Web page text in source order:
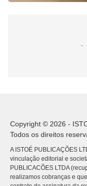
Copyright © 2026 -
Todos os direitos
A ISTOÉ PUBLICAÇÕES
vinculação editorial e
PUBLICACÕES LTDA
realizamos cobranças e